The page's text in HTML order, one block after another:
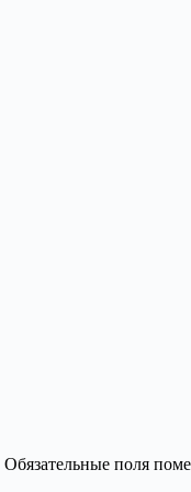
Обязательные поля